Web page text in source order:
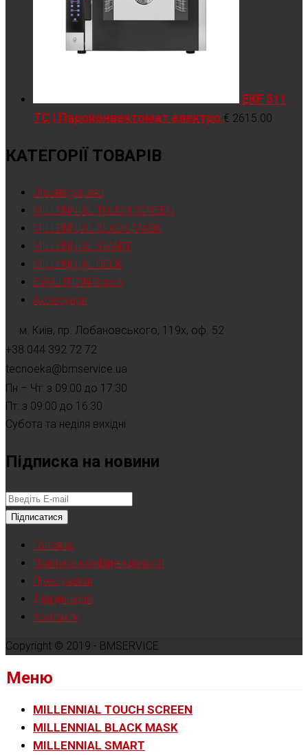
EKF 511
TC | Пароконвектомат електро € 2615.00
КАТЕГОРІЇ ТОВАРІВ
Uncategorized
MILLENNIAL TOUCH SCREEN
MILLENNIAL BLACK MASK
MILLENNIAL SMART
MILLENNIAL DECK
EVOLUTION Snack
Аксесуари
м. Київ, пр. Лобановського, 119х, оф. 52
+38 044 392 72 72
tecnoeka@bmservice.ua
Пн – Чт: з 09:00 до 17:30
Пт: з 09:00 до 16:30
Субота та неділя вихідні
Підписка на новини
Підписатися
Головна
Політика конфіденційності
Прес-релізи
Для дилерів
Контакти
Copyright © 2019 - BMSERVICE
Меню
MILLENNIAL TOUCH SCREEN
MILLENNIAL BLACK MASK
MILLENNIAL SMART